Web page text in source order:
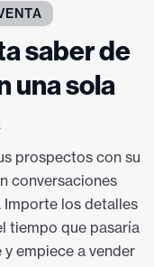
saber de
una sola
prospectos con su
conversaciones
Importe los detalles
tiempo que pasaría
empiece a vender